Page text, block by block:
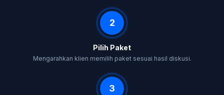
2
Pilih Paket
Mengarahkan klien memilih paket sesuai hasil diskusi.
3